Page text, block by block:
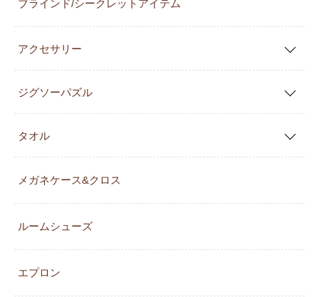
ブラインド/シークレットアイテム
アクセサリー
ジグソーパズル
タオル
メガネケース&クロス
ルームシューズ
エプロン